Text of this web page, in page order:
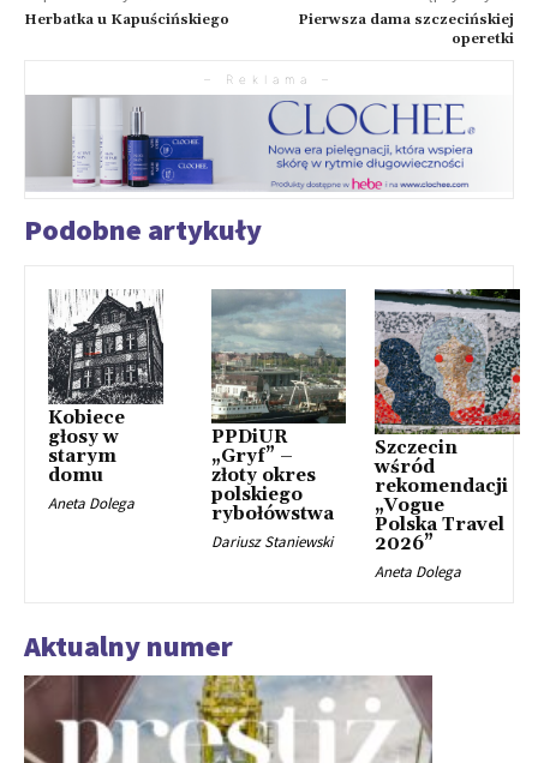
Herbatka u Kapuścińskiego
Pierwsza dama szczecińskiej
operetki
– Reklama –
Podobne artykuły
Kobiece
głosy w
starym
domu
Aneta Dolega
PPDiUR
„Gryf” –
złoty okres
polskiego
rybołówstwa
Dariusz Staniewski
Szczecin
wśród
rekomendacji
„Vogue
Polska Travel
2026”
Aneta Dolega
Aktualny numer